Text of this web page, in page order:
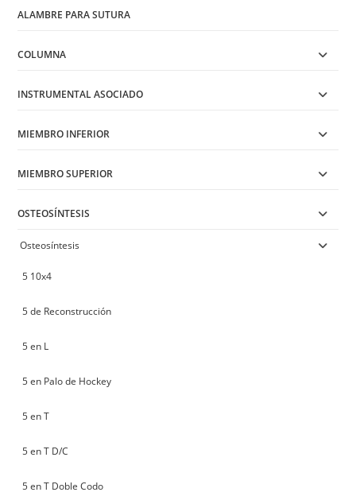
ALAMBRE PARA SUTURA
COLUMNA
INSTRUMENTAL ASOCIADO
MIEMBRO INFERIOR
MIEMBRO SUPERIOR
OSTEOSÍNTESIS
Osteosíntesis
5 10x4
5 de Reconstrucción
5 en L
5 en Palo de Hockey
5 en T
5 en T D/C
5 en T Doble Codo